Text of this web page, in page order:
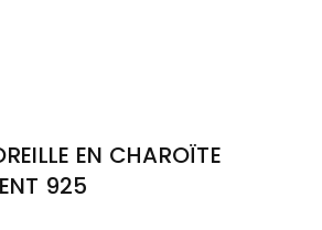
EN CHAROÏTE
925